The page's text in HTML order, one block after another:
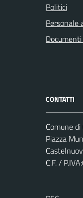
Politici
Personale
CONTATTI
Comune
Piazza
C.F. /